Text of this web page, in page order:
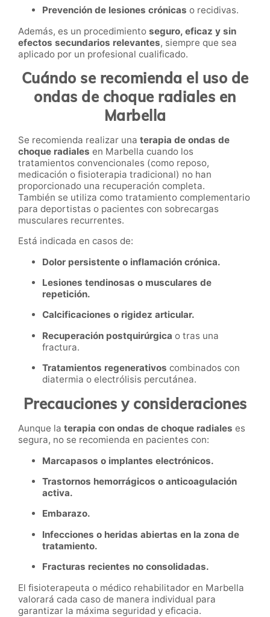
Prevención de lesiones crónicas o recidivas.
Además, es un procedimiento seguro, eficaz y sin
efectos secundarios relevantes, siempre que sea
aplicado por un profesional cualificado.
Cuándo se recomienda el uso de
ondas de choque radiales en
Marbella
Se recomienda realizar una terapia de ondas de
choque radiales en Marbella cuando los
tratamientos convencionales (como reposo,
medicación o fisioterapia tradicional) no han
proporcionado una recuperación completa.
También se utiliza como tratamiento complementario
para deportistas o pacientes con sobrecargas
musculares recurrentes.
Está indicada en casos de:
Dolor persistente o inflamación crónica.
Lesiones tendinosas o musculares de
repetición.
Calcificaciones o rigidez articular.
Recuperación postquirúrgica o tras una
fractura.
Tratamientos regenerativos combinados con
diatermia o electrólisis percutánea.
Precauciones y consideraciones
Aunque la terapia con ondas de choque radiales es
segura, no se recomienda en pacientes con:
Marcapasos o implantes electrónicos.
Trastornos hemorrágicos o anticoagulación
activa.
Embarazo.
Infecciones o heridas abiertas en la zona de
tratamiento.
Fracturas recientes no consolidadas.
El fisioterapeuta o médico rehabilitador en Marbella
valorará cada caso de manera individual para
garantizar la máxima seguridad y eficacia.